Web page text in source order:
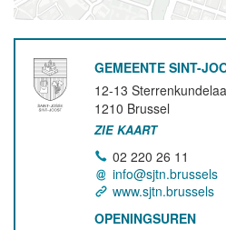
GEMEENTE SINT-
12-13
1210 Brussel
ZIE KAART
02 220 26 11
info@sjtn.brussels
www.sjtn.brussels
OPENINGSUREN